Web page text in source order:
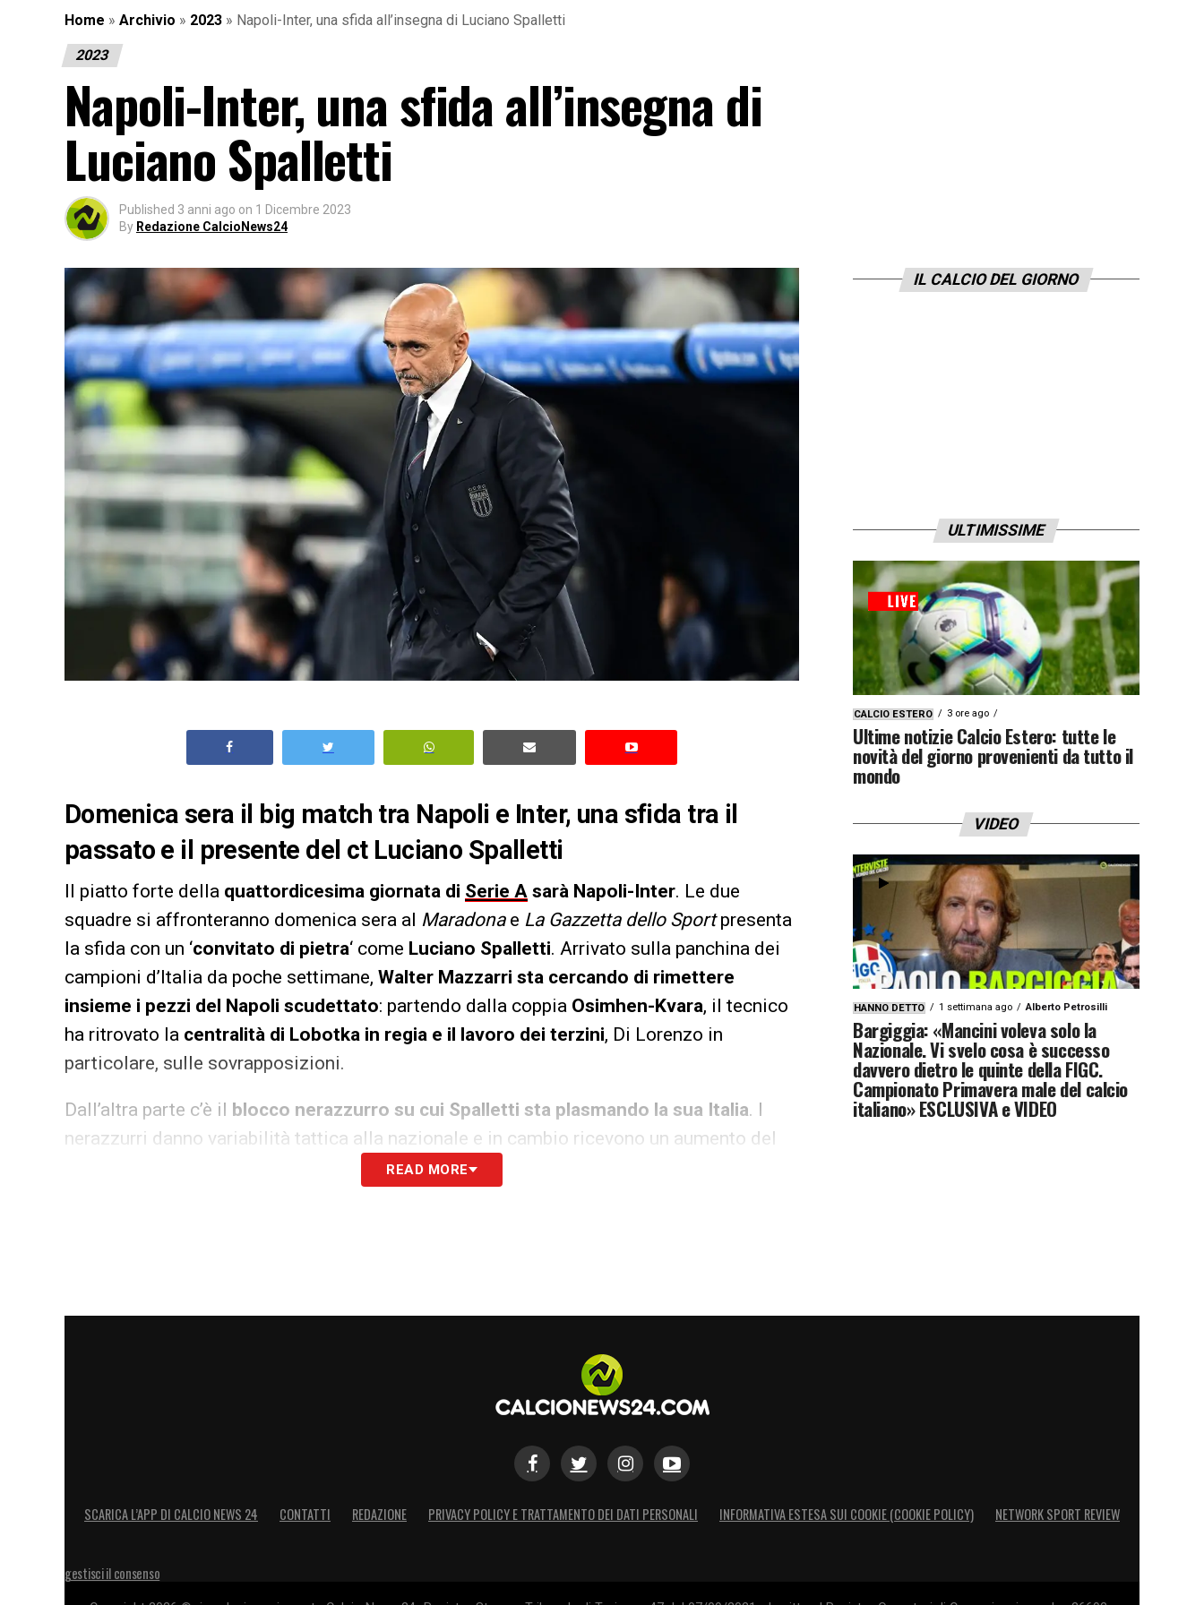
Home » Archivio » 2023 » Napoli-Inter, una sfida all’insegna di Luciano Spalletti
2023
Napoli-Inter, una sfida all’insegna di
Luciano Spalletti
Published 3 anni ago on 1 Dicembre 2023
By Redazione CalcioNews24
Domenica sera il big match tra Napoli e Inter, una sfida tra il
passato e il presente del ct Luciano Spalletti
Il piatto forte della quattordicesima giornata di Serie A sarà Napoli-Inter. Le due
squadre si affronteranno domenica sera al Maradonae La Gazzetta dello Sportpresenta
la sfida con un ‘convitato di pietra‘ come Luciano Spalletti. Arrivato sulla panchina dei
campioni d’Italia da poche settimane, Walter Mazzarri sta cercando di rimettere
insieme i pezzi del Napoli scudettato: partendo dalla coppia Osimhen-Kvara, il tecnico
ha ritrovato la centralità di Lobotka in regia e il lavoro dei terzini, Di Lorenzo in
particolare, sulle sovrapposizioni.
Dall’altra parte c’è il blocco nerazzurro su cui Spalletti sta plasmando la sua Italia. I
nerazzurri danno variabilità tattica alla nazionale e in cambio ricevono un aumento del
Barella sempre più intoccabile, così come Dimarco
READ MORE
IL CALCIO DEL GIORNO
ULTIMISSIME
CALCIO ESTERO 3 ore ago
Ultime notizie Calcio Estero: tutte le
novità del giorno provenienti da tutto il
mondo
VIDEO
HANNO DETTO 1 settimana ago Alberto Petrosilli
Bargiggia: «Mancini voleva solo la
Nazionale. Vi svelo cosa è successo
davvero dietro le quinte della FIGC.
Campionato Primavera male del calcio
italiano» ESCLUSIVA e VIDEO
SCARICA L’APP DI CALCIO NEWS 24 CONTATTI REDAZIONE PRIVACY POLICY E TRATTAMENTO DEI DATI PERSONALI INFORMATIVA ESTESA SUI COOKIE (COOKIE POLICY) NETWORK SPORT REVIEW
gestisci il consenso